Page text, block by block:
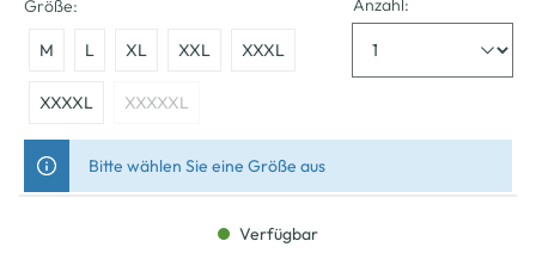
Größe:
M L XL XXL XXXL
XXXXL XXXXXL
Anzahl:
Bitte wählen Sie eine Größe aus
Verfügbar